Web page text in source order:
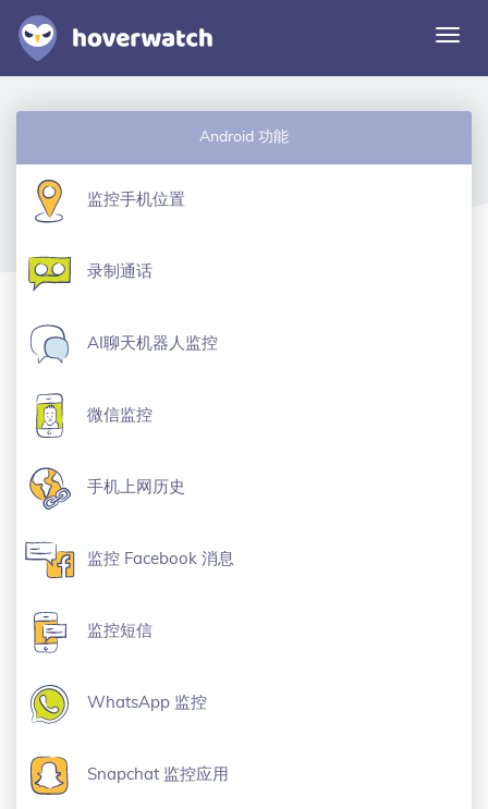
切
航
功能
Android 功能
监控手机位置
录制通话
AI聊天机器人监控
微信监控
手机上网历史
监控 Facebook 消息
监控短信
WhatsApp 监控
Snapchat 监控应用